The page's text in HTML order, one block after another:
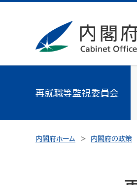
再就職等監視委員会
内閣府ホーム 内閣府の政策